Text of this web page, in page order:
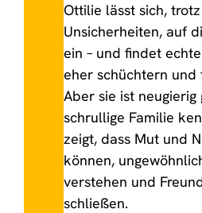
Ottilie lässt sich,
Unsicherheiten, auf
ein – und findet
eher schüchtern
Aber sie ist neugierig
schrullige Familie
zeigt, dass Mut und
können,
verstehen und
schließen.